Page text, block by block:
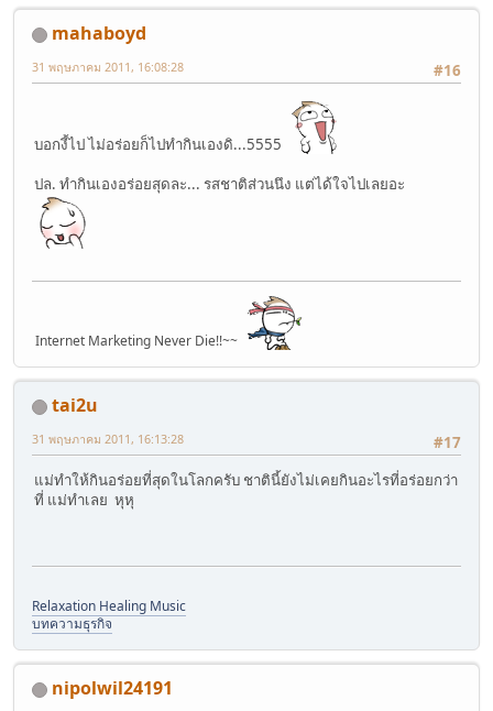
mahaboyd
#16
31 พฤษภาคม 2011, 16:08:28
บอกงี้ไป ไม่อร่อยก็ไปทำกินเองดิ...5555
ปล. ทำกินเองอร่อยสุดละ... รสชาติส่วนนึง แต่ได้ใจไปเลยอะ
Internet Marketing Never Die!!~~
tai2u
#17
31 พฤษภาคม 2011, 16:13:28
แม่ทำให้กินอร่อยที่สุดในโลกครับ ชาตินี้ยังไม่เคยกินอะไรที่อร่อยกว่า
ที่ แม่ทำเลย หุหุ
Relaxation Healing Music
บทความธุรกิจ
nipolwil24191